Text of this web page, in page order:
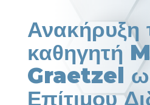
Ανακήρυξη
καθηγητή
Graetzel
Επίτιμου